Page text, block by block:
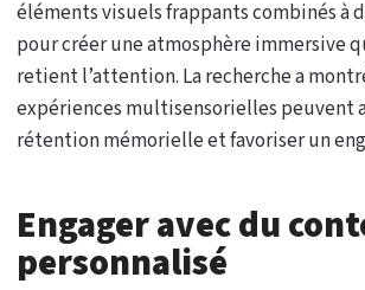
éléments visuels frappants combinés à
pour créer une atmosphère immersive
retient l’attention. La recherche a
expériences multisensorielles peuvent
rétention mémorielle et favoriser un
Engager avec du
personnalisé